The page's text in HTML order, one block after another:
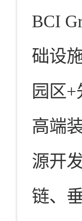
BCI
础设
园区
高端
源开
链、